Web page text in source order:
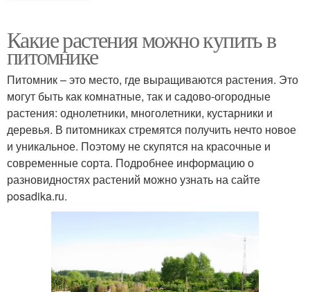
Какие растения можно купить в
питомнике
Питомник – это место, где выращиваются растения. Это
могут быть как комнатные, так и садово-огородные
растения: однолетники, многолетники, кустарники и
деревья. В питомниках стремятся получить нечто новое
и уникальное. Поэтому не скупятся на красочные и
современные сорта. Подробнее информацию о
разновидностях растений можно узнать на сайте
posadika.ru.